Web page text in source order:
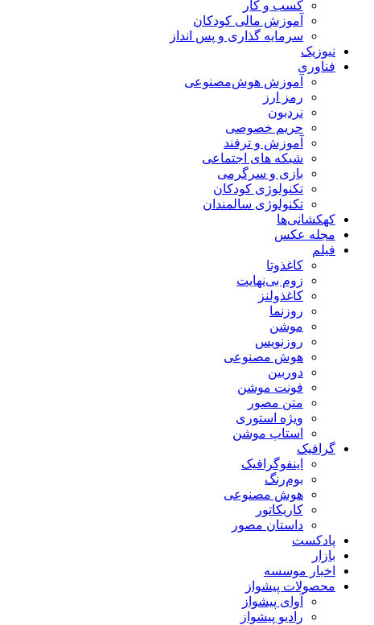
کسب و کار
آموزش مالی کودکان
سرمایه گذاری و پس انداز
نیوزیک
فناوری
آموزش هوش‌مصنوعی
رمز ارز
نردبون
حریم خصوصی
آموزش و ترفند
شبکه های اجتماعی
بازی و سرگرمی
تکنولوژی کودکان
تکنولوژی سالمندان
کهکشانی‌ها
مجله عکس
فیلم
کاغذوتا
زوم بی‌نهایت
کاغذولنز
روزنما
موشن
روزنویس
هوش مصنوعی
دوربین
فونت موشن
متن مصور
ویژه استوری
استاپ موشن
گرافیک
اینفوگرافیک
بوم‌رنگ
هوش مصنوعی
کاریکاتور
داستان مصور
پادکست
بازار
اخبار موسسه
محصولات پیشواز
آوای پیشواز
رادیو پیشواز